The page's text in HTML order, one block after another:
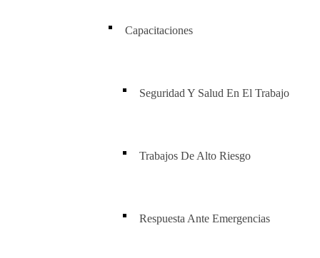
Capacitaciones
Seguridad Y Salud En El Trabajo
Trabajos De Alto Riesgo
Respuesta Ante Emergencias